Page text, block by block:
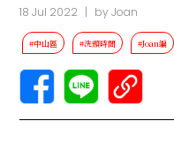
18 Jul 2022 | byJoan
#中山區 #洗頭時間 #Joan編